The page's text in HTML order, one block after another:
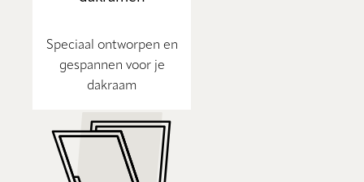
Speciaal ontworpen en
gespannen voor je
dakraam